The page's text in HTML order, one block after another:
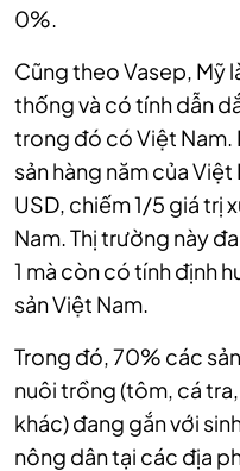
0%.
Cũng theo Vasep, Mỹ
thống và có tính dẫn
trong đó có Việt Nam.
sản hàng năm của
USD, chiếm 1/5 giá trị
Nam. Thị trường này
1 mà còn có tính định
sản Việt Nam.
Trong đó, 70% các
nuôi trồng (tôm, cá
khác) đang gắn với
nông dân tại các địa